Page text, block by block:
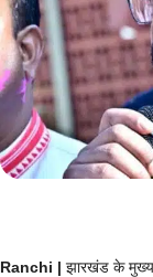
Ranchi | झारखंड के